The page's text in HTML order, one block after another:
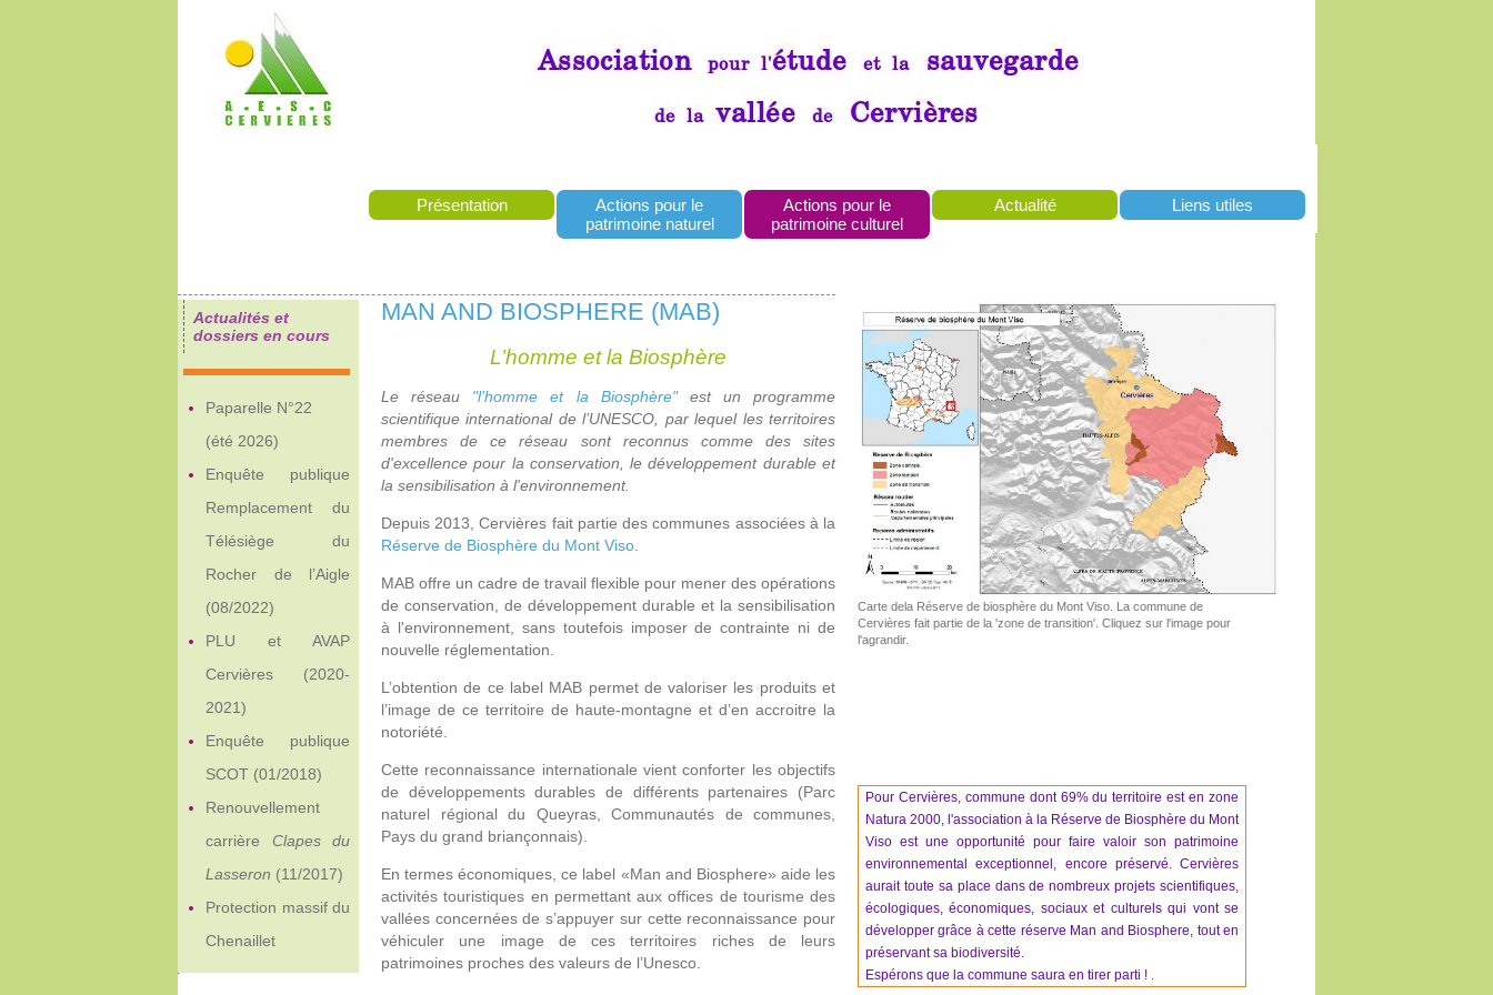
Présentation
Actions pour le
patrimoine naturel
Actions pour le
patrimoine culturel
Actualité Liens utiles
Actualités et
dossiers en cours
Paparelle N°22
(été 2026)
Enquête publique
Remplacement du
Télésiège du
Rocher de l’Aigle
(08/2022)
PLU et AVAP
Cervières (2020-
2021)
Enquête publique
SCOT (01/2018)
Renouvellement
carrière Clapes du
Lasseron (11/2017)
Protection massif du
Chenaillet
MAN AND BIOSPHERE (MAB)
L’homme et la Biosphère
Le réseau "l’homme et la Biosphère" est un programme
scientifique international de l’UNESCO, par lequel les territoires
membres de ce réseau sont reconnus comme des sites
d'excellence pour la conservation, le développement durable et
la sensibilisation à l'environnement.
Depuis 2013, Cervières fait partie des communes associées à la
Réserve de Biosphère du Mont Viso.
MAB offre un cadre de travail flexible pour mener des opérations
de conservation, de développement durable et la sensibilisation
à l'environnement, sans toutefois imposer de contrainte ni de
nouvelle réglementation.
L’obtention de ce label MAB permet de valoriser les produits et
l’image de ce territoire de haute-montagne et d’en accroitre la
notoriété.
Cette reconnaissance internationale vient conforter les objectifs
de développements durables de différents partenaires (Parc
naturel régional du Queyras, Communautés de communes,
Pays du grand briançonnais).
En termes économiques, ce label «Man and Biosphere» aide les
activités touristiques en permettant aux offices de tourisme des
vallées concernées de s’appuyer sur cette reconnaissance pour
véhiculer une image de ces territoires riches de leurs
patrimoines proches des valeurs de l’Unesco.
Carte dela Réserve de biosphère du Mont Viso. La commune de
Cervières fait partie de la 'zone de transition'. Cliquez sur l'image pour
l'agrandir.
Pour Cervières, commune dont 69% du territoire est en zone
Natura 2000, l'association à la Réserve de Biosphère du Mont
Viso est une opportunité pour faire valoir son patrimoine
environnemental exceptionnel, encore préservé. Cervières
aurait toute sa place dans de nombreux projets scientifiques,
écologiques, économiques, sociaux et culturels qui vont se
développer grâce à cette réserve Man and Biosphere, tout en
préservant sa biodiversité.
Espérons que la commune saura en tirer parti ! .